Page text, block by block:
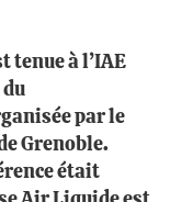
tenue à l’IAE
du
par le
Grenoble.
était